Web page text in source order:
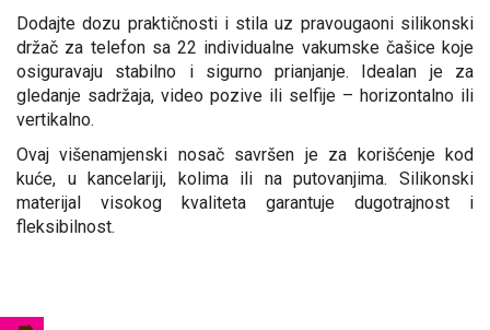
Dodajte dozu praktičnosti i stila uz pravougaoni silikonski
držač za telefon sa 22 individualne vakumske čašice koje
osiguravaju stabilno i sigurno prianjanje. Idealan je za
gledanje sadržaja, video pozive ili selfije – horizontalno ili
vertikalno.
Ovaj višenamjenski nosač savršen je za korišćenje kod
kuće, u kancelariji, kolima ili na putovanjima. Silikonski
materijal visokog kvaliteta garantuje dugotrajnost i
fleksibilnost.